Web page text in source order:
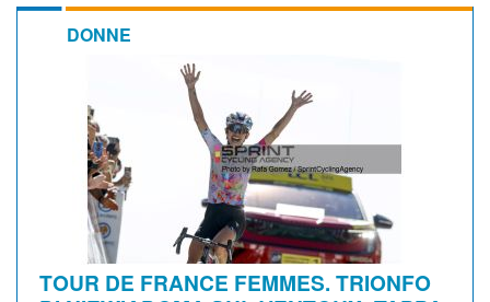
DONNE
TOUR DE FRANCE FEMMES. TRIONFO